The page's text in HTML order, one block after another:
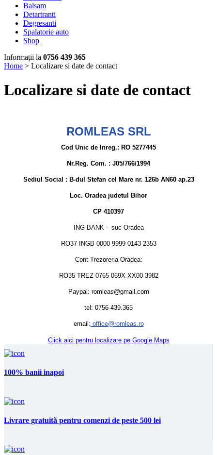
Balsam
Detartranti
Degresanti
Spalatorie auto
Shop
Informații la 0756 439 365
Home > Localizare si date de contact
Localizare si date de contact
ROMLEAS SRL
Cod Unic de Inreg.: RO 5277445
Nr.Reg. Com. : J05/766/1994
Sediul Social : B-dul Stefan cel Mare nr. 126b AN60 ap.23
Loc. Oradea judetul Bihor
CP 410397
ING BANK – suc Oradea
RO37 INGB 0000 9999 0143 2353
Cont Trezoreria Oradea:
RO35 TREZ 0765 069X XX00 3982
Paypal: romleas@gmail.com
tel: 0756-439.365
email: office@romleas.ro
Click aici pentru localizare pe Google Maps
100% banii inapoi
Livrare gratuită pentru comenzi de peste 500 lei